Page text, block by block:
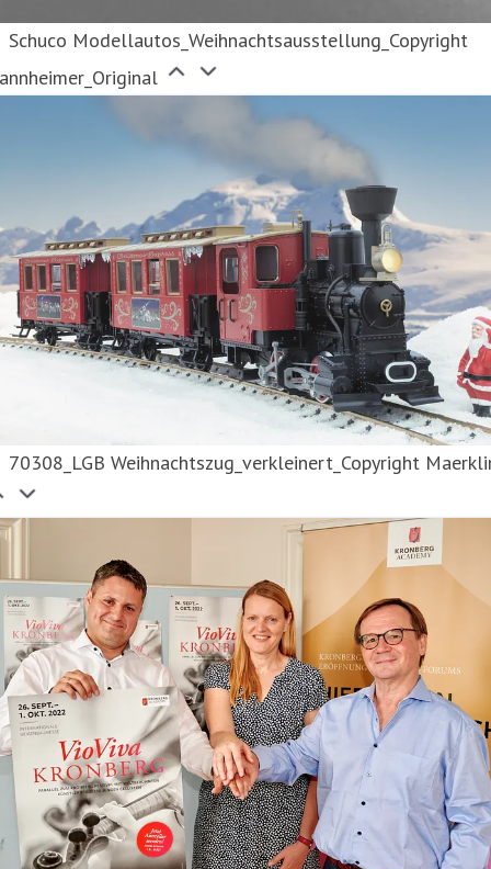
Schuco Modellautos_Weihnachtsausstellung_Copyright
70308_LGB Weihnachtszug_verkleinert_Copyright